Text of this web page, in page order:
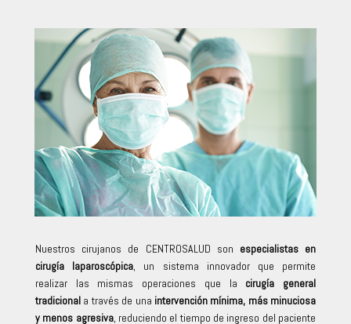
Nuestros cirujanos de CENTROSALUD son especialistas en
cirugía laparoscópica, un sistema innovador que permite
realizar las mismas operaciones que la cirugía general
tradicional a través de una intervención mínima, más minuciosa
y menos agresiva, reduciendo el tiempo de ingreso del paciente